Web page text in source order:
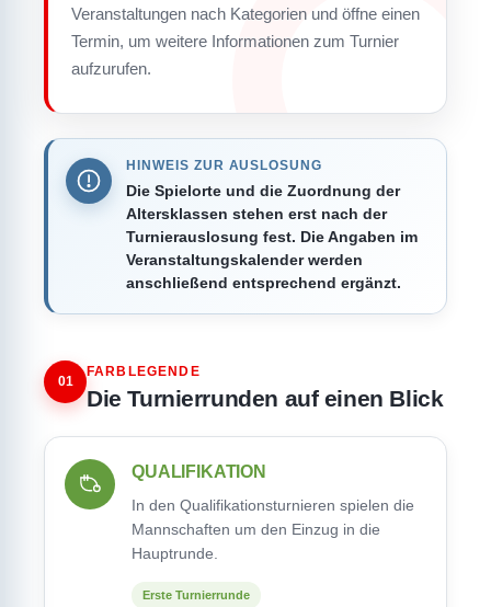
Veranstaltungen nach Kategorien und öffne einen
Termin, um weitere Informationen zum Turnier
aufzurufen.
HINWEIS ZUR AUSLOSUNG
Die Spielorte und die Zuordnung der
Altersklassen stehen erst nach der
Turnierauslosung fest. Die Angaben im
Veranstaltungskalender werden
anschließend entsprechend ergänzt.
01
FARBLEGENDE
Die Turnierrunden auf einen Blick
QUALIFIKATION
In den Qualifikationsturnieren spielen die
Mannschaften um den Einzug in die
Hauptrunde.
Erste Turnierrunde